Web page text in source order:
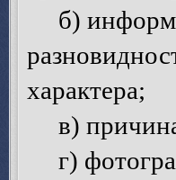
б)
характера;
в)
г)